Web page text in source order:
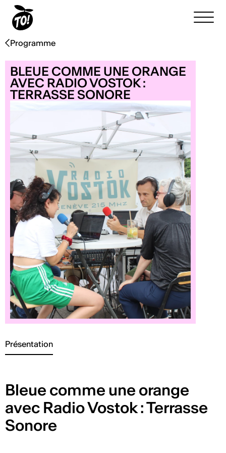
Programme
BLEUE COMME UNE ORANGE
AVEC RADIO VOSTOK :
TERRASSE SONORE
Présentation
Bleue comme une orange
avec Radio Vostok : Terrasse
Sonore